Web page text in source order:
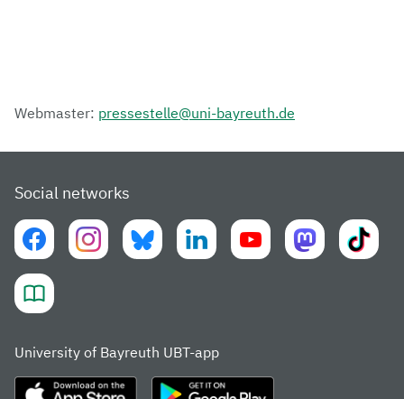
Webmaster: pressestelle@uni-bayreuth.de
Social networks
University of Bayreuth UBT-app